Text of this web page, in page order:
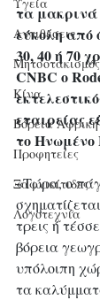
Aντιθέσεις
Μητσοτακισμός
Κίνα
Βόρεια Αφρική
Προφητείες
Ξαφνικίτιδες
Λογοτεχνία
τα μακρινά
εύκολη από
30, 40 ή 70
CNBC ο
εταιρείας
το Ηνωμένο
«Τώρα, ο
τρεις ή
βόρεια
υπόλοιπη
τα